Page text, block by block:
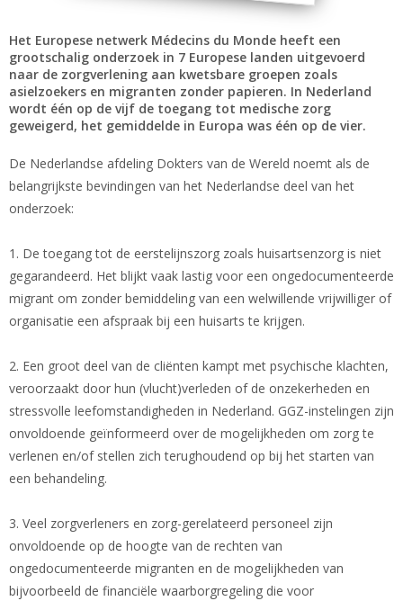
Het Europese netwerk Médecins du Monde heeft een
grootschalig onderzoek in 7 Europese landen uitgevoerd
naar de zorgverlening aan kwetsbare groepen zoals
asielzoekers en migranten zonder papieren. In Nederland
wordt één op de vijf de toegang tot medische zorg
geweigerd, het gemiddelde in Europa was één op de vier.
De Nederlandse afdeling Dokters van de Wereld noemt als de
belangrijkste bevindingen van het Nederlandse deel van het
onderzoek:
1. De toegang tot de eerstelijnszorg zoals huisartsenzorg is niet
gegarandeerd. Het blijkt vaak lastig voor een ongedocumenteerde
migrant om zonder bemiddeling van een welwillende vrijwilliger of
organisatie een afspraak bij een huisarts te krijgen.
2. Een groot deel van de cliënten kampt met psychische klachten,
veroorzaakt door hun (vlucht)verleden of de onzekerheden en
stressvolle leefomstandigheden in Nederland. GGZ-instelingen zijn
onvoldoende geïnformeerd over de mogelijkheden om zorg te
verlenen en/of stellen zich terughoudend op bij het starten van
een behandeling.
3. Veel zorgverleners en zorg-gerelateerd personeel zijn
onvoldoende op de hoogte van de rechten van
ongedocumenteerde migranten en de mogelijkheden van
bijvoorbeeld de financiële waarborgregeling die voor